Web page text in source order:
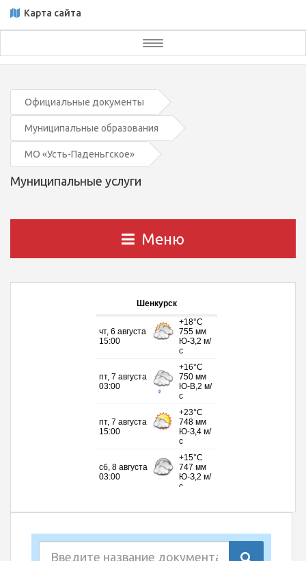
Карта сайта
Toggle
navigation
Официальные документы
Муниципальные образования
МО «Усть-Паденьгское»
Муниципальные услуги
Меню
Шенкурск